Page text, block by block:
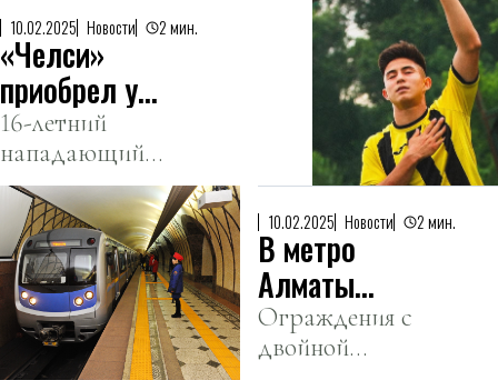
пайдаланушыларды
қадағалау құралына
10.02.2025 Новости 2 мин.
«Челси»
приобрел у
«Кайрата»
Дастана Сатпаева
16-летний
нападающий
сможет начать
выступать за
лондонский клуб с
лета 2026 года.
10.02.2025 Новости 2 мин.
В метро
Алматы
установили
новые
Ограждения с
двойной